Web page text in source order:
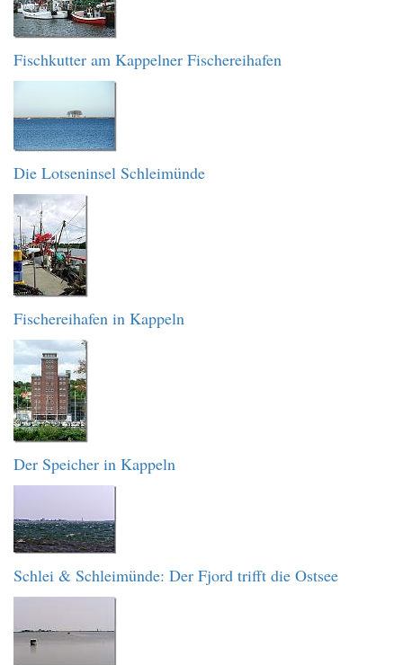
Fischkutter am Kappelner Fischereihafen
Die Lotseninsel Schleimünde
Fischereihafen in Kappeln
Der Speicher in Kappeln
Schlei & Schleimünde: Der Fjord trifft die Ostsee